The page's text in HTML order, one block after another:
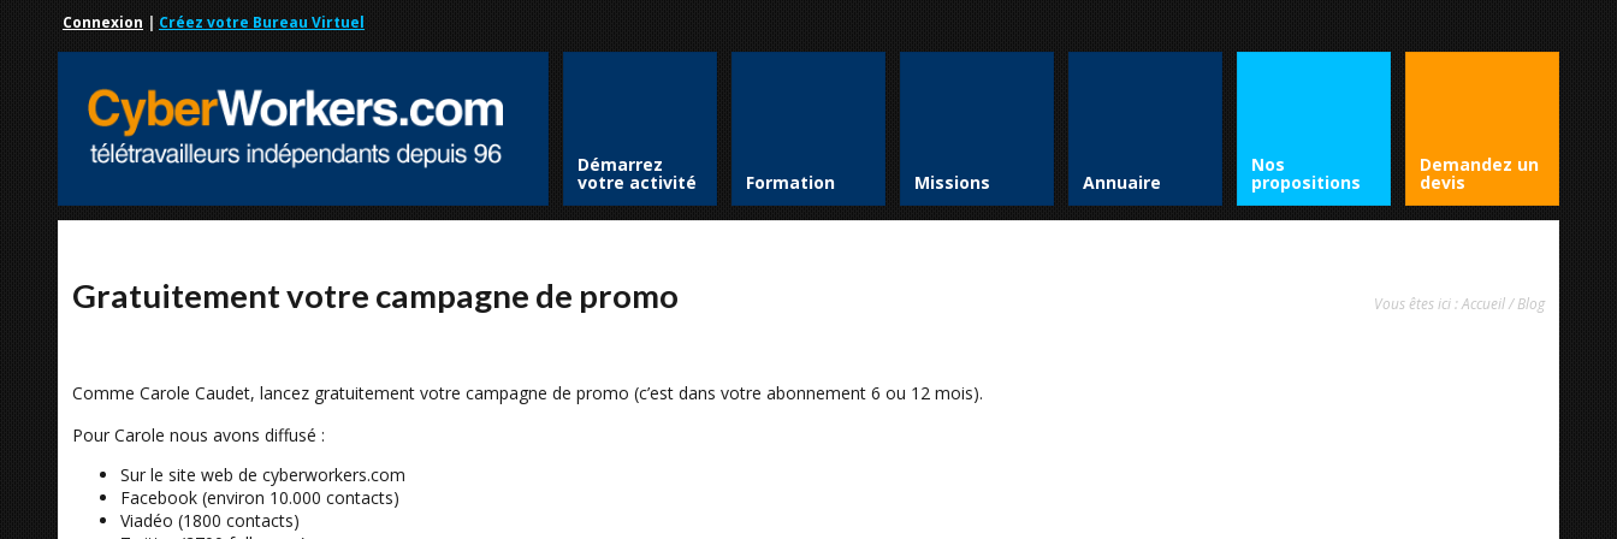
Connexion | Créez votre Bureau Virtuel
Démarrez
votre activité Formation Missions Annuaire
Nos
propositions
Demandez un
devis
Gratuitement votre campagne de promo Vous êtes ici :Accueil/Blog
Comme Carole Caudet, lancez gratuitement votre campagne de promo (c’est dans votre abonnement 6 ou 12 mois).
Pour Carole nous avons diffusé :
Sur le site web de cyberworkers.com
Facebook (environ 10.000 contacts)
Viadéo (1800 contacts)